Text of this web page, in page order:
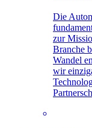
Die
zur
Branche
Wandel
wir